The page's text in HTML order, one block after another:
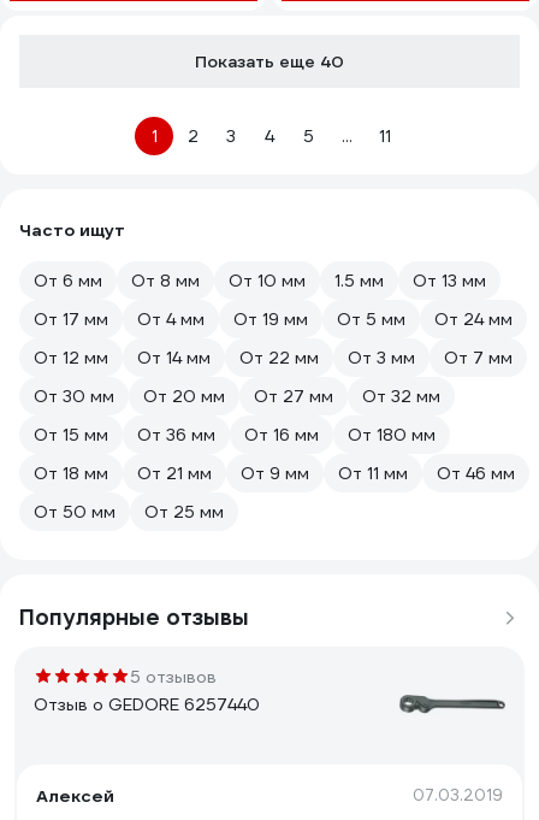
Показать еще 40
1 2 3 4 5 ... 11
Часто ищут
От 6 мм От 8 мм От 10 мм 1.5 мм
От 13 мм
От 17 мм
От 4 мм От 19 мм От 5 мм
От 24 мм
От 12 мм
От 14 мм От 22 мм От 3 мм
От 7 мм
От 30 мм
От 20 мм От 27 мм
От 32 мм
От 15 мм
От 36 мм От 16 мм
От 180 мм
От 18 мм
От 21 мм От 9 мм От 11 мм
От 46 мм
От 50 мм
От 25 мм
Популярные отзывы
5 отзывов
Отзыв о GEDORE 6257440
Алексей 07.03.2019